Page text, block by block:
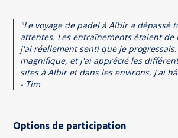
"Le voyage de padel à Albir a dépassé
attentes. Les entraînements étaient
j'ai réellement senti que je
magnifique, et j'ai apprécié les
sites à Albir et dans les environs. J'ai
- Tim
Options de participation